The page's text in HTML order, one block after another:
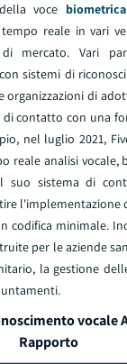
voce biometrica
reale in vari
mercato. Vari
sistemi di
organizzazioni di
contatto con una
nel luglio 2021,
reale analisi vocale,
suo sistema di
l'implementazione
codifica minimale.
per le aziende
la gestione
vocale
Rapporto